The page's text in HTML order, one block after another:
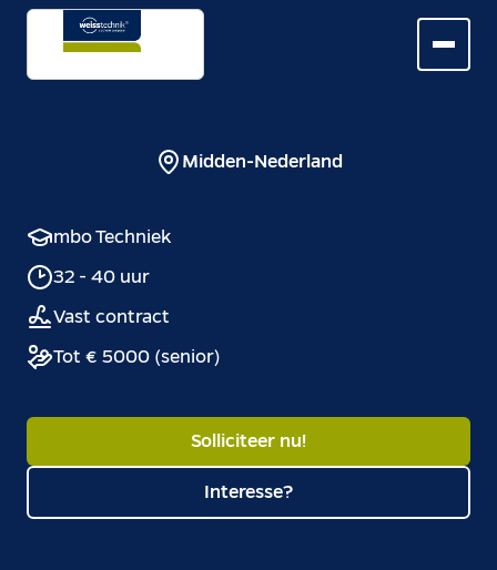
Midden-Nederland
mbo Techniek
32 - 40 uur
Vast contract
Tot € 5000 (senior)
Solliciteer nu!
Interesse?